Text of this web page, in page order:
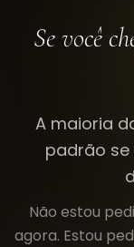
Se você
A maioria
padrão
Não estou
agora. Estou